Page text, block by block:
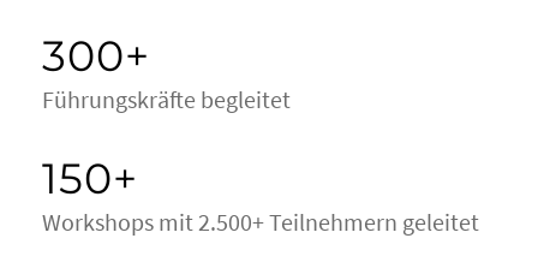
300+
Führungskräfte begleitet
150+
Workshops mit 2.500+ Teilnehmern geleitet